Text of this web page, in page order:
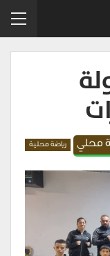
محلي رياضة محلية